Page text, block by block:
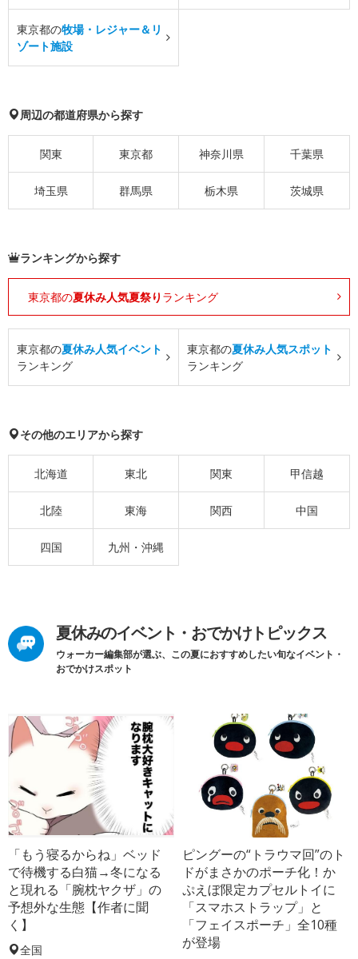
東京都の牧場・レジャー＆リ
ゾート施設
周辺の都道府県から探す
関東 東京都 神奈川県 千葉県
埼玉県 群馬県 栃木県 茨城県
ランキングから探す
東京都の夏休み人気夏祭り ランキング
東京都の夏休み人気イベント
ランキング
東京都の夏休み人気スポット
ランキング
その他のエリアから探す
北海道 東北 関東 甲信越
北陸 東海 関西 中国
四国 九州・沖縄
夏休みのイベント・おでかけトピックス
ウォーカー編集部が選ぶ、この夏におすすめしたい旬なイベント・
おでかけスポット
「もう寝るからね」ベッド
で待機する白猫→冬になる
と現れる「腕枕ヤクザ」の
予想外な生態【作者に聞
く】
全国
ピングーの“トラウマ回”のト
ドがまさかのポーチ化！か
ぷえぼ限定カプセルトイに
「スマホストラップ」と
「フェイスポーチ」全10種
が登場